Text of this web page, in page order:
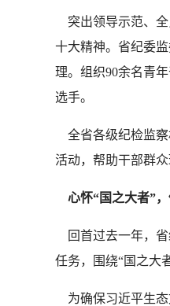
突出领导示范、全
十大精神。省纪委
理。组织90余名青
选手。
全省各级纪检监察
活动，帮助干部群
心怀“国之大者”
回首过去一年，省
任务，围绕“国之大
为确保习近平生态